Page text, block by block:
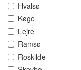
Hvalsø
Køge
Lejre
Ramsø
Roskilde